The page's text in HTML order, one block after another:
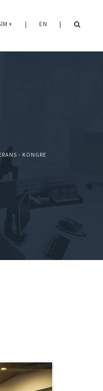
+ | EN |
- KONGRE